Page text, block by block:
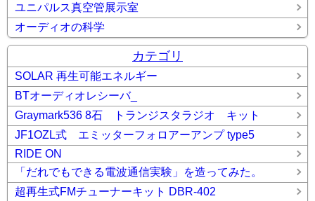
ユニパルス真空管展示室
オーディオの科学
カテゴリ
SOLAR 再生可能エネルギー
BTオーディオレシーバ_
Graymark536 8石 トランジスタラジオ キット
JF1OZL式 エミッターフォロアーアンプ type5
RIDE ON
「だれでもできる電波通信実験」を造ってみた。
超再生式FMチューナーキット DBR-402